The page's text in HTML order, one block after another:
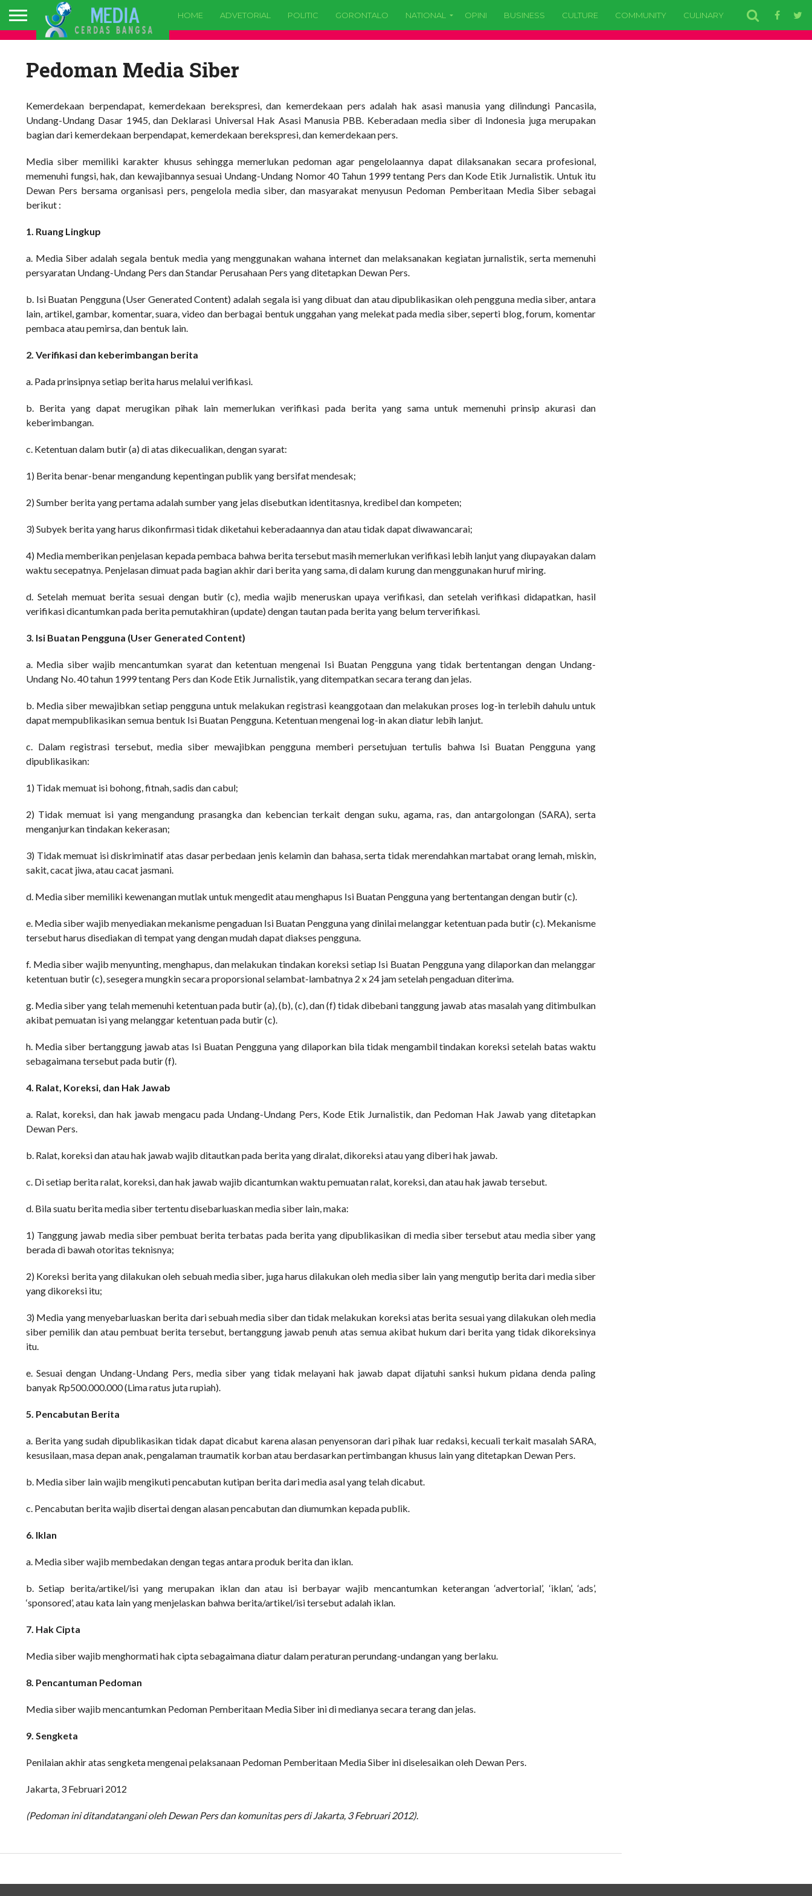
HOME ADVETORIAL POLITIC GORONTALO NATIONAL OPINI BUSINESS CULTURE COMMUNITY CULINARY EDUCATION
Pedoman Media Siber
Kemerdekaan berpendapat, kemerdekaan berekspresi, dan kemerdekaan pers adalah hak asasi manusia yang dilindungi Pancasila,
Undang-Undang Dasar 1945, dan Deklarasi Universal Hak Asasi Manusia PBB. Keberadaan media siber di Indonesia juga merupakan
bagian dari kemerdekaan berpendapat, kemerdekaan berekspresi, dan kemerdekaan pers.
Media siber memiliki karakter khusus sehingga memerlukan pedoman agar pengelolaannya dapat dilaksanakan secara profesional,
memenuhi fungsi, hak, dan kewajibannya sesuai Undang-Undang Nomor 40 Tahun 1999 tentang Pers dan Kode Etik Jurnalistik. Untuk itu
Dewan Pers bersama organisasi pers, pengelola media siber, dan masyarakat menyusun Pedoman Pemberitaan Media Siber sebagai
berikut :
1. Ruang Lingkup
a. Media Siber adalah segala bentuk media yang menggunakan wahana internet dan melaksanakan kegiatan jurnalistik, serta memenuhi
persyaratan Undang-Undang Pers dan Standar Perusahaan Pers yang ditetapkan Dewan Pers.
b. Isi Buatan Pengguna (User Generated Content) adalah segala isi yang dibuat dan atau dipublikasikan oleh pengguna media siber, antara
lain, artikel, gambar, komentar, suara, video dan berbagai bentuk unggahan yang melekat pada media siber, seperti blog, forum, komentar
pembaca atau pemirsa, dan bentuk lain.
2. Verifikasi dan keberimbangan berita
a. Pada prinsipnya setiap berita harus melalui verifikasi.
b. Berita yang dapat merugikan pihak lain memerlukan verifikasi pada berita yang sama untuk memenuhi prinsip akurasi dan
keberimbangan.
c. Ketentuan dalam butir (a) di atas dikecualikan, dengan syarat:
1) Berita benar-benar mengandung kepentingan publik yang bersifat mendesak;
2) Sumber berita yang pertama adalah sumber yang jelas disebutkan identitasnya, kredibel dan kompeten;
3) Subyek berita yang harus dikonfirmasi tidak diketahui keberadaannya dan atau tidak dapat diwawancarai;
4) Media memberikan penjelasan kepada pembaca bahwa berita tersebut masih memerlukan verifikasi lebih lanjut yang diupayakan dalam
waktu secepatnya. Penjelasan dimuat pada bagian akhir dari berita yang sama, di dalam kurung dan menggunakan huruf miring.
d. Setelah memuat berita sesuai dengan butir (c), media wajib meneruskan upaya verifikasi, dan setelah verifikasi didapatkan, hasil
verifikasi dicantumkan pada berita pemutakhiran (update) dengan tautan pada berita yang belum terverifikasi.
3. Isi Buatan Pengguna (User Generated Content)
a. Media siber wajib mencantumkan syarat dan ketentuan mengenai Isi Buatan Pengguna yang tidak bertentangan dengan Undang-
Undang No. 40 tahun 1999 tentang Pers dan Kode Etik Jurnalistik, yang ditempatkan secara terang dan jelas.
b. Media siber mewajibkan setiap pengguna untuk melakukan registrasi keanggotaan dan melakukan proses log-in terlebih dahulu untuk
dapat mempublikasikan semua bentuk Isi Buatan Pengguna. Ketentuan mengenai log-in akan diatur lebih lanjut.
c. Dalam registrasi tersebut, media siber mewajibkan pengguna memberi persetujuan tertulis bahwa Isi Buatan Pengguna yang
dipublikasikan:
1) Tidak memuat isi bohong, fitnah, sadis dan cabul;
2) Tidak memuat isi yang mengandung prasangka dan kebencian terkait dengan suku, agama, ras, dan antargolongan (SARA), serta
menganjurkan tindakan kekerasan;
3) Tidak memuat isi diskriminatif atas dasar perbedaan jenis kelamin dan bahasa, serta tidak merendahkan martabat orang lemah, miskin,
sakit, cacat jiwa, atau cacat jasmani.
d. Media siber memiliki kewenangan mutlak untuk mengedit atau menghapus Isi Buatan Pengguna yang bertentangan dengan butir (c).
e. Media siber wajib menyediakan mekanisme pengaduan Isi Buatan Pengguna yang dinilai melanggar ketentuan pada butir (c). Mekanisme
tersebut harus disediakan di tempat yang dengan mudah dapat diakses pengguna.
f. Media siber wajib menyunting, menghapus, dan melakukan tindakan koreksi setiap Isi Buatan Pengguna yang dilaporkan dan melanggar
ketentuan butir (c), sesegera mungkin secara proporsional selambat-lambatnya 2 x 24 jam setelah pengaduan diterima.
g. Media siber yang telah memenuhi ketentuan pada butir (a), (b), (c), dan (f) tidak dibebani tanggung jawab atas masalah yang ditimbulkan
akibat pemuatan isi yang melanggar ketentuan pada butir (c).
h. Media siber bertanggung jawab atas Isi Buatan Pengguna yang dilaporkan bila tidak mengambil tindakan koreksi setelah batas waktu
sebagaimana tersebut pada butir (f).
4. Ralat, Koreksi, dan Hak Jawab
a. Ralat, koreksi, dan hak jawab mengacu pada Undang-Undang Pers, Kode Etik Jurnalistik, dan Pedoman Hak Jawab yang ditetapkan
Dewan Pers.
b. Ralat, koreksi dan atau hak jawab wajib ditautkan pada berita yang diralat, dikoreksi atau yang diberi hak jawab.
c. Di setiap berita ralat, koreksi, dan hak jawab wajib dicantumkan waktu pemuatan ralat, koreksi, dan atau hak jawab tersebut.
d. Bila suatu berita media siber tertentu disebarluaskan media siber lain, maka:
1) Tanggung jawab media siber pembuat berita terbatas pada berita yang dipublikasikan di media siber tersebut atau media siber yang
berada di bawah otoritas teknisnya;
2) Koreksi berita yang dilakukan oleh sebuah media siber, juga harus dilakukan oleh media siber lain yang mengutip berita dari media siber
yang dikoreksi itu;
3) Media yang menyebarluaskan berita dari sebuah media siber dan tidak melakukan koreksi atas berita sesuai yang dilakukan oleh media
siber pemilik dan atau pembuat berita tersebut, bertanggung jawab penuh atas semua akibat hukum dari berita yang tidak dikoreksinya
itu.
e. Sesuai dengan Undang-Undang Pers, media siber yang tidak melayani hak jawab dapat dijatuhi sanksi hukum pidana denda paling
banyak Rp500.000.000 (Lima ratus juta rupiah).
5. Pencabutan Berita
a. Berita yang sudah dipublikasikan tidak dapat dicabut karena alasan penyensoran dari pihak luar redaksi, kecuali terkait masalah SARA,
kesusilaan, masa depan anak, pengalaman traumatik korban atau berdasarkan pertimbangan khusus lain yang ditetapkan Dewan Pers.
b. Media siber lain wajib mengikuti pencabutan kutipan berita dari media asal yang telah dicabut.
c. Pencabutan berita wajib disertai dengan alasan pencabutan dan diumumkan kepada publik.
6. Iklan
a. Media siber wajib membedakan dengan tegas antara produk berita dan iklan.
b. Setiap berita/artikel/isi yang merupakan iklan dan atau isi berbayar wajib mencantumkan keterangan ‘advertorial’, ‘iklan’, ‘ads’,
‘sponsored’, atau kata lain yang menjelaskan bahwa berita/artikel/isi tersebut adalah iklan.
7. Hak Cipta
Media siber wajib menghormati hak cipta sebagaimana diatur dalam peraturan perundang-undangan yang berlaku.
8. Pencantuman Pedoman
Media siber wajib mencantumkan Pedoman Pemberitaan Media Siber ini di medianya secara terang dan jelas.
9. Sengketa
Penilaian akhir atas sengketa mengenai pelaksanaan Pedoman Pemberitaan Media Siber ini diselesaikan oleh Dewan Pers.
Jakarta, 3 Februari 2012
(Pedoman ini ditandatangani oleh Dewan Pers dan komunitas pers di Jakarta, 3 Februari 2012).